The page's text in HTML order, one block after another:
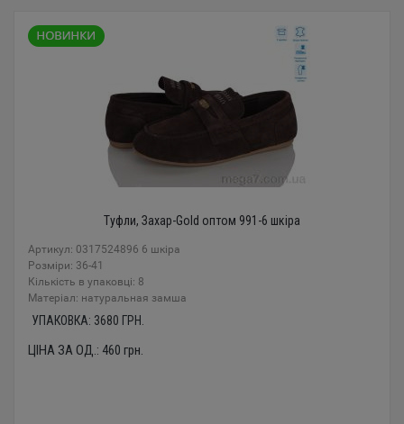
Туфли, Захар-Gold оптом 991-6 шкіра
Артикул: 0317524896 6 шкіра
Розміри: 36-41
Кількість в упаковці: 8
Mатеріал: натуральная замша
УПАКОВКА: 3680 ГРН.
ЦІНА ЗА ОД.: 460 грн.